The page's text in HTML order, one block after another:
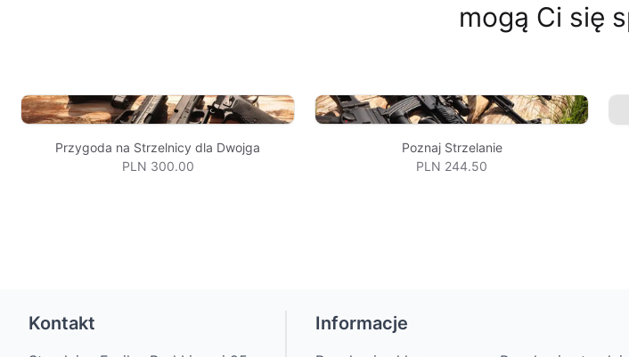
mogą Ci się
Przygoda na Strzelnicy dla Dwojga
PLN 300.00
Poznaj Strzelanie
PLN 244.50
Kontakt Informacje